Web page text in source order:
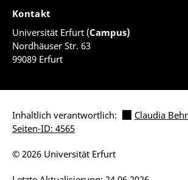
Kontakt
Universität Erfurt (Campus)
Nordhäuser Str. 63
99089 Erfurt
Inhaltlich verantwortlich: Claudia
Seiten-ID: 4565
© 2026 Universität Erfurt